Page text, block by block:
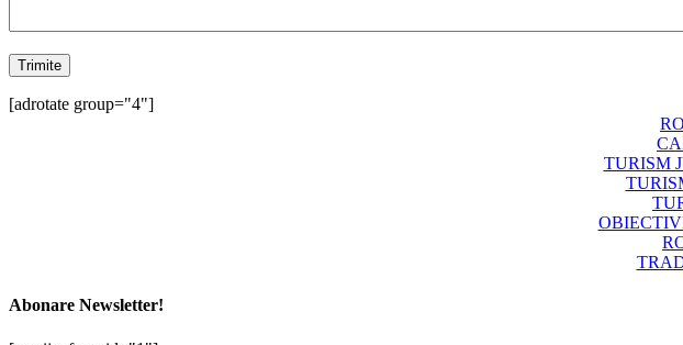
[adrotate group="4"]
TURISM
Abonare Newsletter!